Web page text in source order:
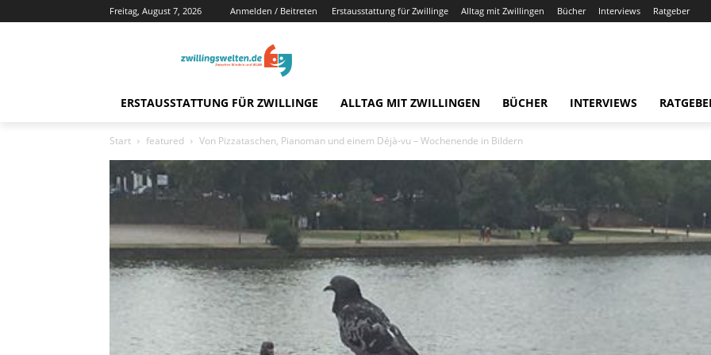
Freitag, August 7, 2026 Anmelden / Beitreten Erstausstattung für Zwillinge Alltag mit Zwillingen Bücher Interviews Ratgeber
ERSTAUSSTATTUNG FÜR ZWILLINGE ALLTAG MIT ZWILLINGEN BÜCHER INTERVIEWS
Start featured Von Pizzataschen, Pianoman und einem Déjà-vu – Wochenende in Bildern